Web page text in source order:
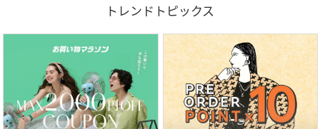
トレンドトピックス